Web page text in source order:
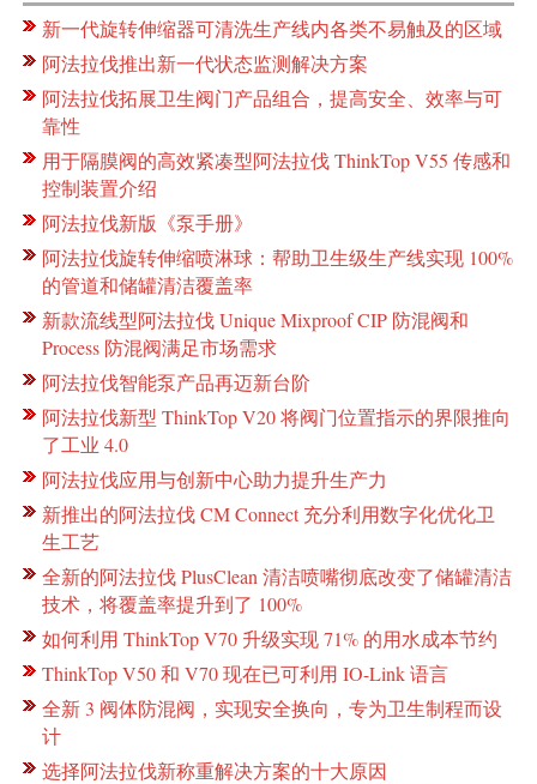
新一代旋转伸缩器可清洗生产线内各类不易触及的区域
阿法拉伐推出新一代状态监测解决方案
阿法拉伐拓展卫生阀门产品组合，提高安全、效率与可
靠性
用于隔膜阀的高效紧凑型阿法拉伐 ThinkTop V55 传感和
控制装置介绍
阿法拉伐新版《泵手册》
阿法拉伐旋转伸缩喷淋球：帮助卫生级生产线实现 100%
的管道和储罐清洁覆盖率
新款流线型阿法拉伐 Unique Mixproof CIP 防混阀和
Process 防混阀满足市场需求
阿法拉伐智能泵产品再迈新台阶
阿法拉伐新型 ThinkTop V20 将阀门位置指示的界限推向
了工业 4.0
阿法拉伐应用与创新中心助力提升生产力
新推出的阿法拉伐 CM Connect 充分利用数字化优化卫
生工艺
全新的阿法拉伐 PlusClean 清洁喷嘴彻底改变了储罐清洁
技术，将覆盖率提升到了 100%
如何利用 ThinkTop V70 升级实现 71% 的用水成本节约
ThinkTop V50 和 V70 现在已可利用 IO-Link 语言
全新 3 阀体防混阀，实现安全换向，专为卫生制程而设
计
选择阿法拉伐新称重解决方案的十大原因